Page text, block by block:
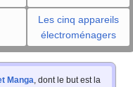
Les cinq appareils
électroménagers
Manga, dont le but est la